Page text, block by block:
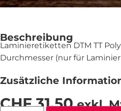
Beschreibung
Laminieretiketten DTM TT Poly
Durchmesser (nur für
Zusätzliche
CHF31.50 exkl.